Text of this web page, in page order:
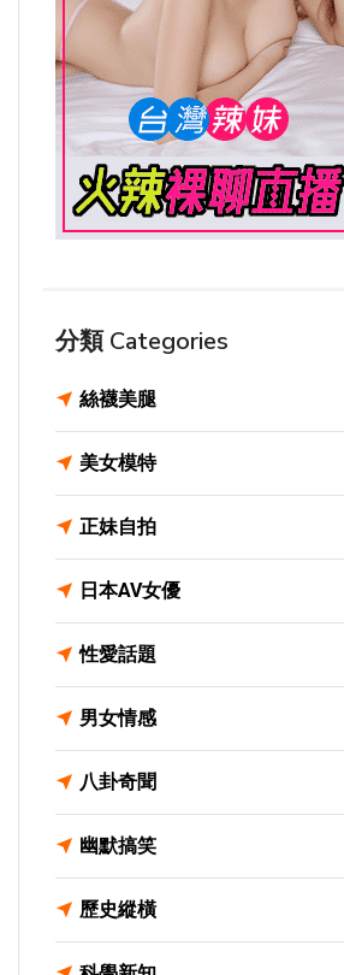
分類 Categories
絲襪美腿
美女模特
正妹自拍
日本AV女優
性愛話題
男女情感
八卦奇聞
幽默搞笑
歷史縱橫